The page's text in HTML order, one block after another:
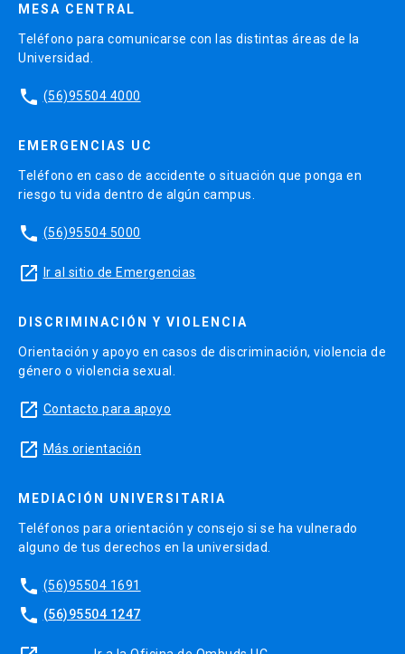
MESA CENTRAL
Teléfono para comunicarse con las distintas áreas de la
Universidad.
phone (56)95504 4000
EMERGENCIAS UC
Teléfono en caso de accidente o situación que ponga en
riesgo tu vida dentro de algún campus.
phone (56)95504 5000
launch Ir al sitio de Emergencias
DISCRIMINACIÓN Y VIOLENCIA
Orientación y apoyo en casos de discriminación, violencia de
género o violencia sexual.
launch Contacto para apoyo
launch Más orientación
MEDIACIÓN UNIVERSITARIA
Teléfonos para orientación y consejo si se ha vulnerado
alguno de tus derechos en la universidad.
phone (56)95504 1691
phone (56)95504 1247